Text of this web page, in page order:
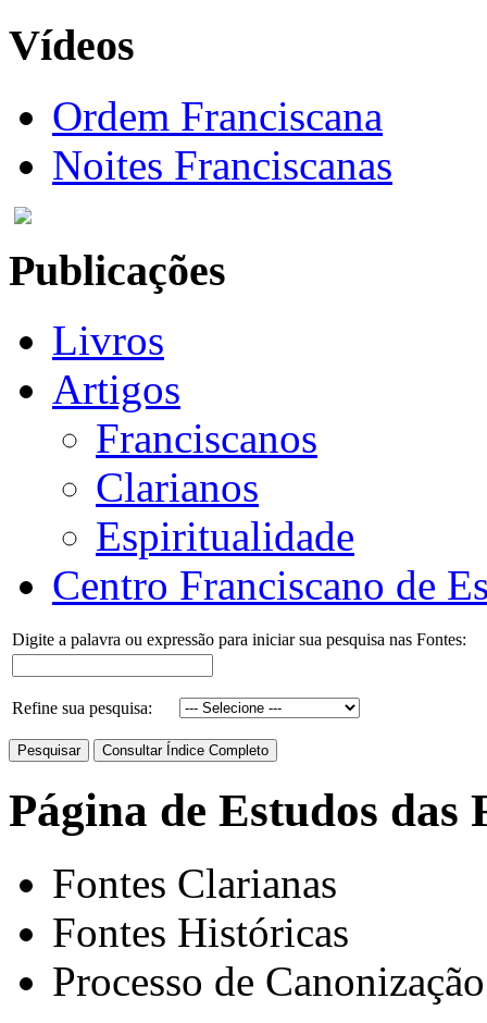
Vídeos
Ordem Franciscana
Noites Franciscanas
Publicações
Livros
Artigos
Franciscanos
Clarianos
Espiritualidade
Centro Franciscano de
Digite a palavra ou expressão para iniciar sua pesquisa nas Fontes:
Refine sua pesquisa:
Página de Estudos das
Fontes Clarianas
Fontes Históricas
Processo de Canonização